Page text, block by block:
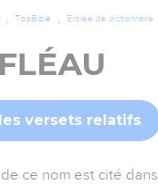
TopBible Entrée de dictionnaire
FLÉAU
versets relatifs
ce nom est cité dans